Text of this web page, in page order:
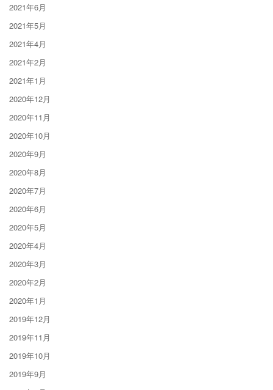
2021年6月
2021年5月
2021年4月
2021年2月
2021年1月
2020年12月
2020年11月
2020年10月
2020年9月
2020年8月
2020年7月
2020年6月
2020年5月
2020年4月
2020年3月
2020年2月
2020年1月
2019年12月
2019年11月
2019年10月
2019年9月